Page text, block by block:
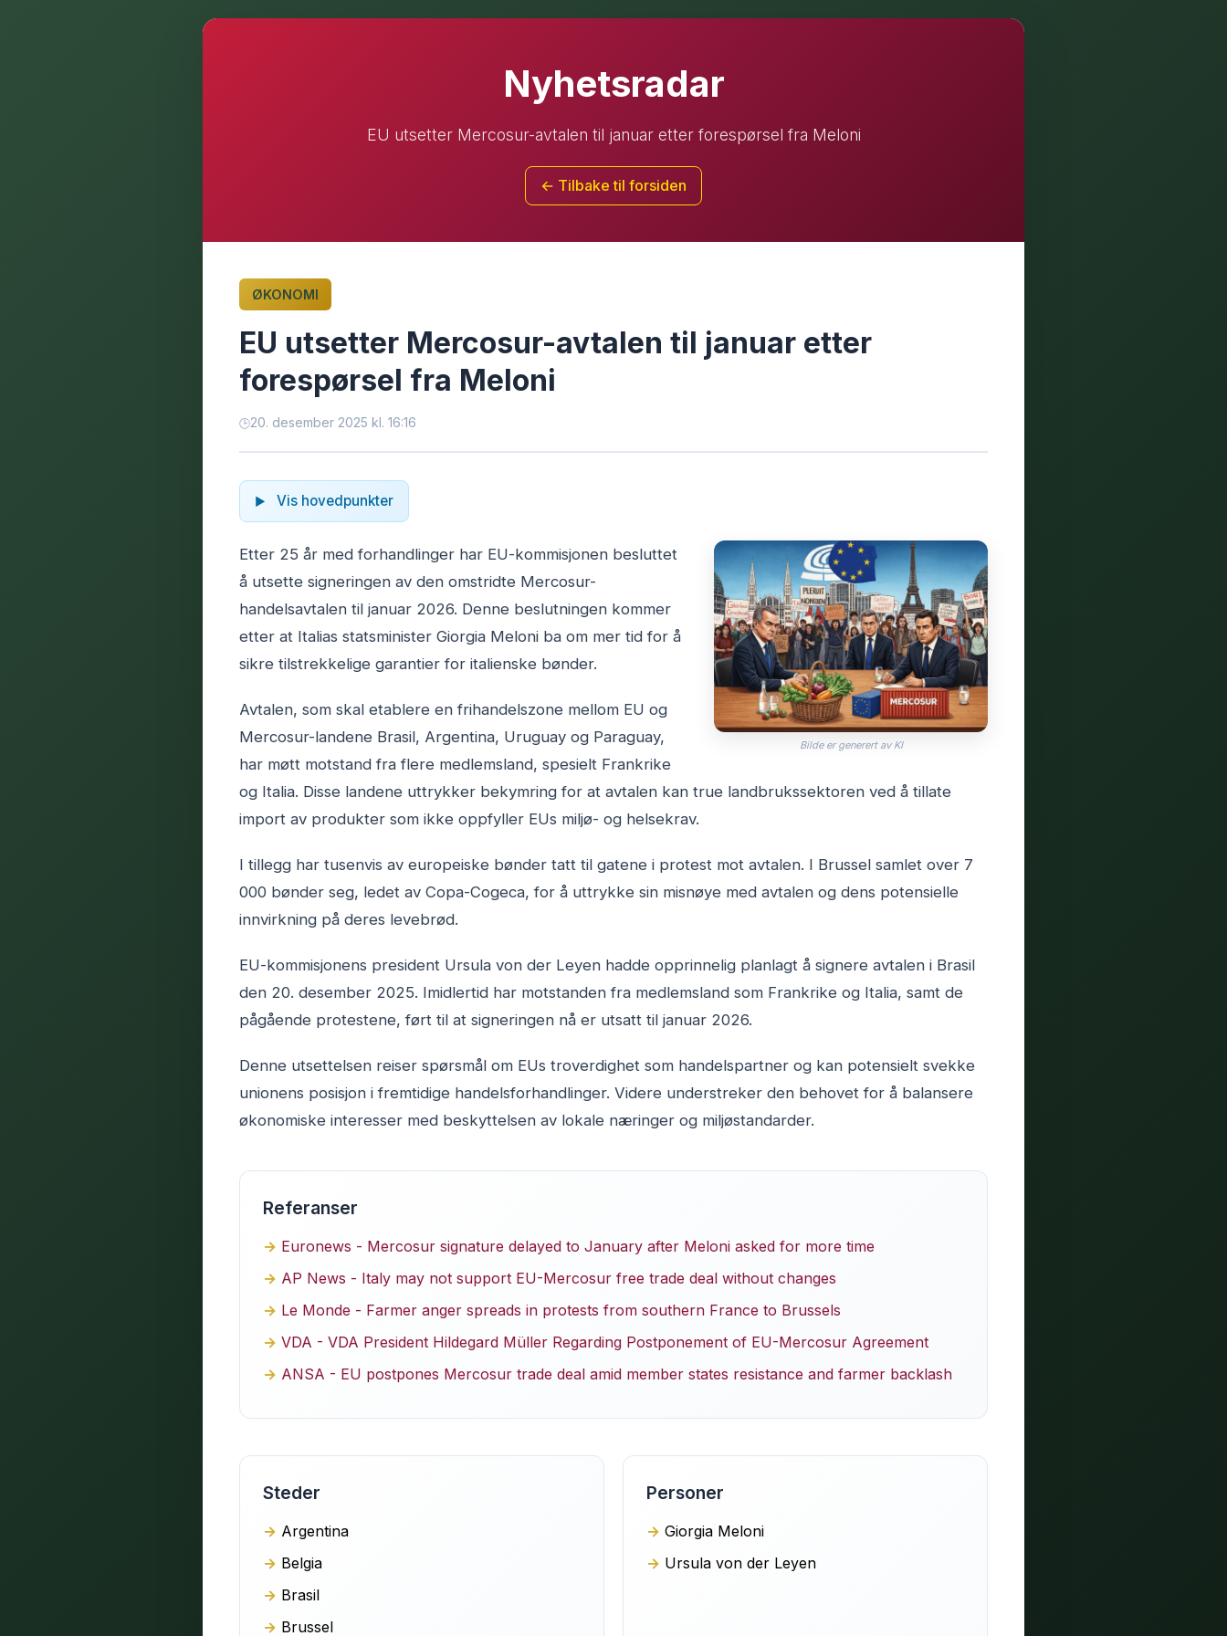
Nyhetsradar
EU utsetter Mercosur-avtalen til januar etter forespørsel fra Meloni
← Tilbake til forsiden
ØKONOMI
EU utsetter Mercosur-avtalen til januar etter
forespørsel fra Meloni
20. desember 2025 kl. 16:16
Vis hovedpunkter
Bilde er generert av KI
Etter 25 år med forhandlinger har EU-kommisjonen besluttet
å utsette signeringen av den omstridte Mercosur-
handelsavtalen til januar 2026. Denne beslutningen kommer
etter at Italias statsminister Giorgia Meloni ba om mer tid for å
sikre tilstrekkelige garantier for italienske bønder.
Avtalen, som skal etablere en frihandelszone mellom EU og
Mercosur-landene Brasil, Argentina, Uruguay og Paraguay,
har møtt motstand fra flere medlemsland, spesielt Frankrike
og Italia. Disse landene uttrykker bekymring for at avtalen kan true landbrukssektoren ved å tillate
import av produkter som ikke oppfyller EUs miljø- og helsekrav.
I tillegg har tusenvis av europeiske bønder tatt til gatene i protest mot avtalen. I Brussel samlet over 7
000 bønder seg, ledet av Copa-Cogeca, for å uttrykke sin misnøye med avtalen og dens potensielle
innvirkning på deres levebrød.
EU-kommisjonens president Ursula von der Leyen hadde opprinnelig planlagt å signere avtalen i Brasil
den 20. desember 2025. Imidlertid har motstanden fra medlemsland som Frankrike og Italia, samt de
pågående protestene, ført til at signeringen nå er utsatt til januar 2026.
Denne utsettelsen reiser spørsmål om EUs troverdighet som handelspartner og kan potensielt svekke
unionens posisjon i fremtidige handelsforhandlinger. Videre understreker den behovet for å balansere
økonomiske interesser med beskyttelsen av lokale næringer og miljøstandarder.
Referanser
Euronews - Mercosur signature delayed to January after Meloni asked for more time
AP News - Italy may not support EU-Mercosur free trade deal without changes
Le Monde - Farmer anger spreads in protests from southern France to Brussels
VDA - VDA President Hildegard Müller Regarding Postponement of EU-Mercosur Agreement
ANSA - EU postpones Mercosur trade deal amid member states resistance and farmer backlash
Steder
Argentina
Belgia
Brasil
Brussel
Personer
Giorgia Meloni
Ursula von der Leyen